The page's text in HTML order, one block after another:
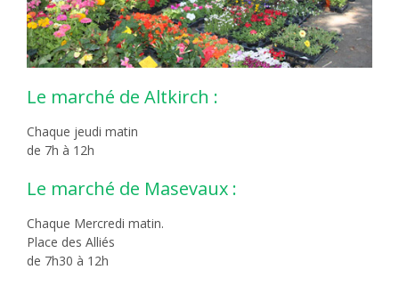
Le marché de Altkirch :
Chaque jeudi matin
de 7h à 12h
Le marché de Masevaux :
Chaque Mercredi matin.
Place des Alliés
de 7h30 à 12h